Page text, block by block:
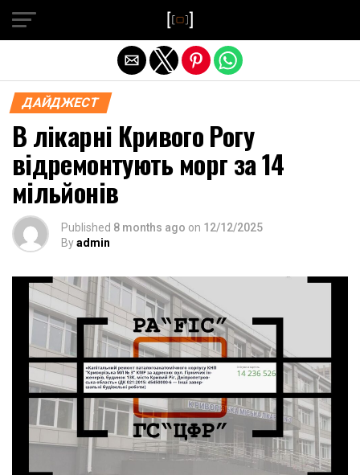
ДАЙДЖЕСТ
В лікарні Кривого Рогу
відремонтують морг за 14
мільйонів
Published 8 months ago on 12/12/2025
Byadmin
Exit mobile version